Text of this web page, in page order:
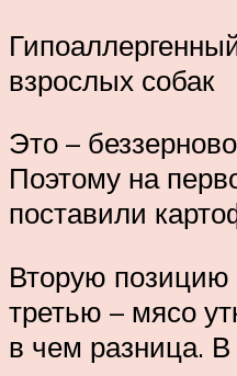
взрослых собак
Это –
Поэтому на
поставили
Вторую позицию
третью – мясо
в чем разница. В